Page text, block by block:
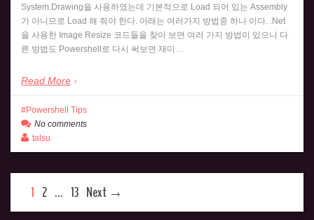
System.Drawing을 사용하였는데 기본적으로 Load 되어 있는 Assembly
가 아니므로 Load 해 줘야 한다. 아래는 여러가지 방법중 하나 이다. .Net
을 사용한 Image Resize 코드들을 찾아 보면 여러 가지 방법이 있으니 다
른 방법도 Powershell로 다시 써보면 재미…
Read More
Powershell Tips
No comments
talsu
1 2 … 13 Next →